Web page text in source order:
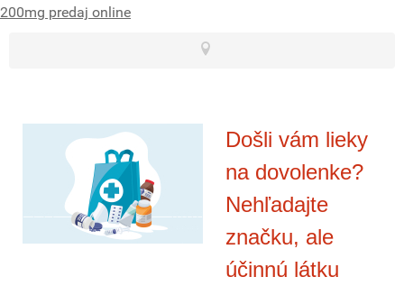
200mg predaj online
Došli vám lieky
na dovolenke?
Nehľadajte
značku, ale
účinnú látku